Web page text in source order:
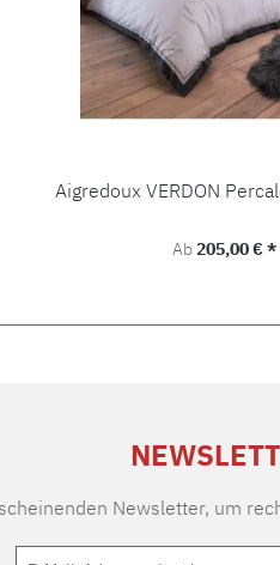
Aigredoux VERDON
Regulärer Preis:
Ab205,00 € *
Newsletter, um